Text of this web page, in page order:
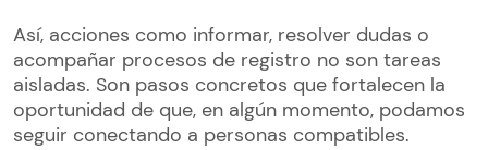
Así, acciones como informar, resolver dudas o
acompañar procesos de registro no son tareas
aisladas. Son pasos concretos que fortalecen la
oportunidad de que, en algún momento, podamos
seguir conectando a personas compatibles.